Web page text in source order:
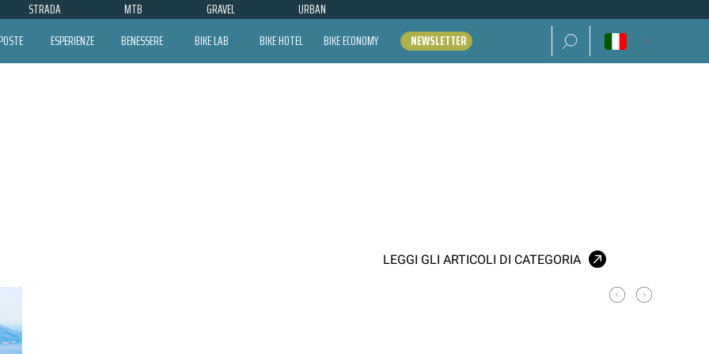
STRADA MTB GRAVEL URBAN
ESPERIENZE BENESSERE BIKE LAB BIKE HOTEL BIKE ECONOMY NEWSLETTER Ricerca per:
LEGGI GLI ARTICOLI DI CATEGORIA